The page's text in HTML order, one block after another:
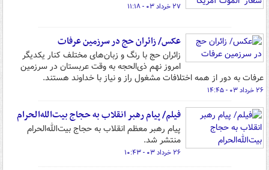
۲۷ خرداد ۰۳ - ۱۱:۱۸
عکس/ زائران حج در سرزمین عرفات
زائران حج با رنگ و زبان‌های مختلف کنار یکدیگر
امروز نهم‌ ذی‌الحجه به وقت عربستان در سرزمین
عرفات به دور از همه اختلافات مشغول راز و نیاز با خداوند هستند.
۲۶ خرداد ۰۳ - ۱۴:۴۵
فیلم/ پیام رهبر انقلاب به حجاج بیت‌الله‌الحرام
پیام رهبر معظم انقلاب به حجاج بیت‌الله‌الحرام
منتشر شد.
۲۶ خرداد ۰۳ - ۱۰:۴۳